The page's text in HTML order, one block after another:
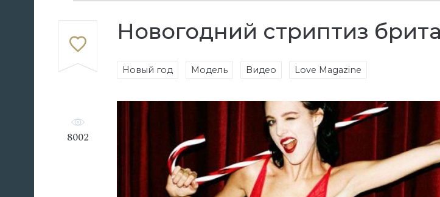
Новогодний стриптиз
Новый год Модель Видео Love Magazine
8002